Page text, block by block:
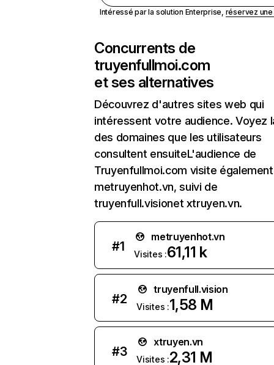
Intéressé par la solution Enterprise, réservez
Concurrents de
truyenfullmoi.com
et ses alternatives
Découvrez d'autres sites web qui
intéressent votre audience. Voyez
des domaines que les utilisateurs
consultent ensuiteL'audience de
Truyenfullmoi.com visite également
metruyenhot.vn, suivi de
truyenfull.visionet xtruyen.vn.
#1
metruyenhot.vn
Visites :61,11 k
#2
truyenfull.vision
Visites :1,58 M
#3
xtruyen.vn
Visites :2,31 M